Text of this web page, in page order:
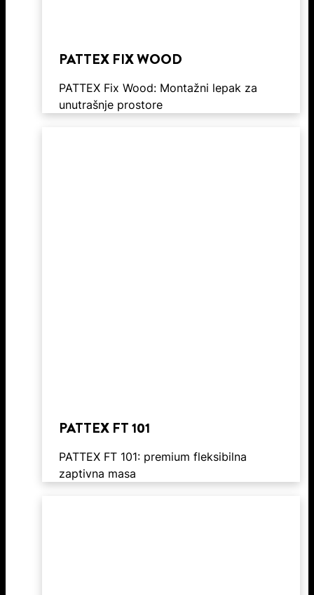
PATTEX FIX WOOD
PATTEX Fix Wood: Montažni lepak za
unutrašnje prostore
PATTEX FT 101
PATTEX FT 101: premium fleksibilna
zaptivna masa